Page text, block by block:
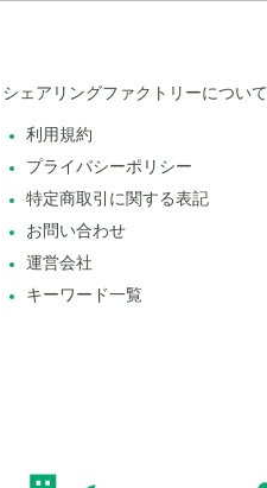
シェアリングファクトリーについて
利用規約
プライバシーポリシー
特定商取引に関する表記
お問い合わせ
運営会社
キーワード一覧